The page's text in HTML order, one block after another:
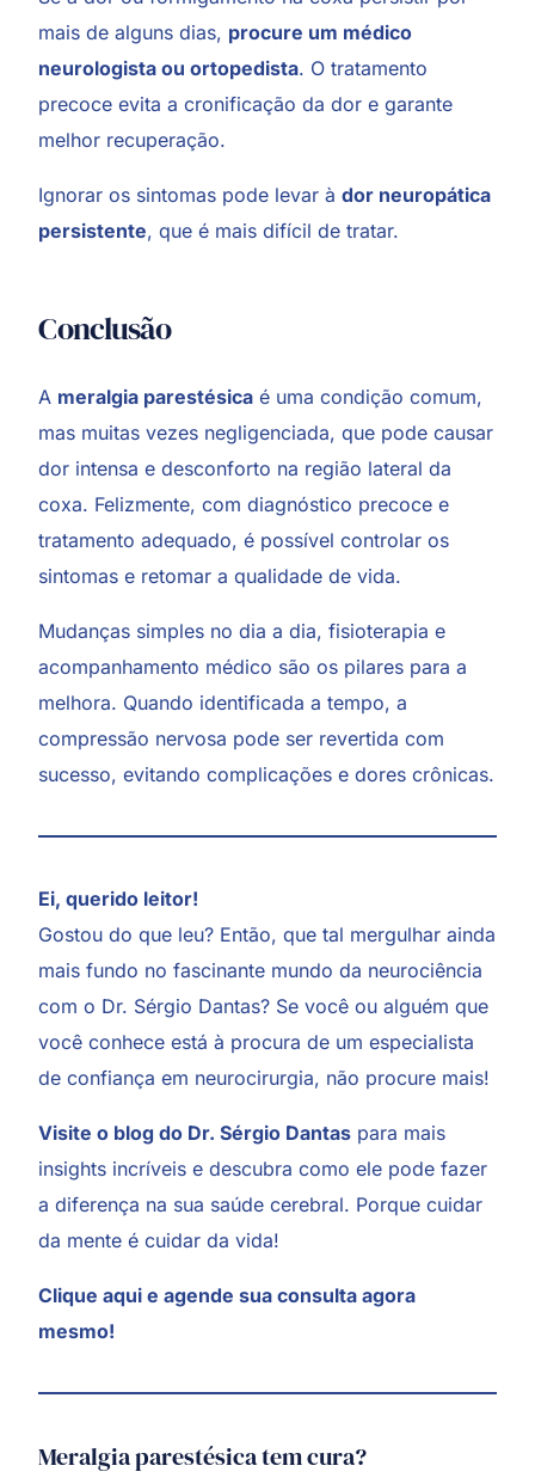
mais de alguns dias, procure um médico
neurologista ou ortopedista. O tratamento
precoce evita a cronificação da dor e garante
melhor recuperação.
Ignorar os sintomas pode levar àdor neuropática
persistente, que é mais difícil de tratar.
Conclusão
A meralgia parestésica é uma condição comum,
mas muitas vezes negligenciada, que pode causar
dor intensa e desconforto na região lateral da
coxa. Felizmente, com diagnóstico precoce e
tratamento adequado, é possível controlar os
sintomas e retomar a qualidade de vida.
Mudanças simples no dia a dia, fisioterapia e
acompanhamento médico são os pilares para a
melhora. Quando identificada a tempo, a
compressão nervosa pode ser revertida com
sucesso, evitando complicações e dores crônicas.
Ei, querido leitor!
Gostou do que leu? Então, que tal mergulhar ainda
mais fundo no fascinante mundo da neurociência
com o Dr. Sérgio Dantas? Se você ou alguém que
você conhece está à procura de um especialista
de confiança em neurocirurgia, não procure mais!
Visite o blog do Dr. Sérgio Dantas para mais
insights incríveis e descubra como ele pode fazer
a diferença na sua saúde cerebral. Porque cuidar
da mente é cuidar da vida!
Clique aqui e agende sua consulta agora
mesmo!
Meralgia parestésica tem cura?